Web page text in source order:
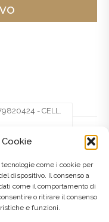
come i cookie per
dispositivo. Il consenso a
come il comportamento di
o ritirare il consenso
e funzioni.
- CELL.
Pinterest